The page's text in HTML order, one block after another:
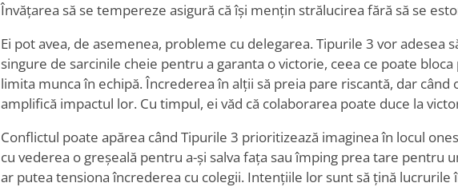
Învățarea să se tempereze asigură că își mențin strălucirea fără să se
Ei pot avea, de asemenea, probleme cu delegarea. Tipurile 3 vor adesea
singure de sarcinile cheie pentru a garanta o victorie, ceea ce poate
limita munca în echipă. Încrederea în alții să preia pare riscantă, dar când
amplifică impactul lor. Cu timpul, ei văd că colaborarea poate duce la
Conflictul poate apărea când Tipurile 3 prioritizează imaginea în locul
cu vederea o greșeală pentru a-și salva fața sau împing prea tare pentru
ar putea tensiona încrederea cu colegii. Intențiile lor sunt să țină lucrurile